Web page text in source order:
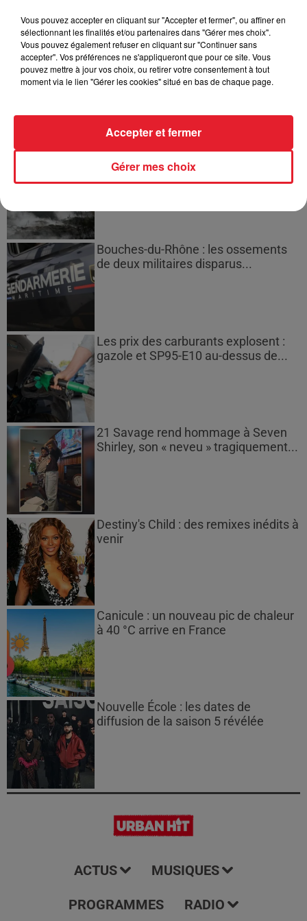
Des vitres tombent de la tour
Montparnasse : des désaccords
Incendies en Gironde : encore
plusieurs semaines avant
l'extinction...
Bouches-du-Rhône : les ossements
de deux militaires disparus...
Les prix des carburants explosent :
gazole et SP95-E10 au-dessus de...
21 Savage rend hommage à Seven
Shirley, son « neveu » tragiquement...
Destiny's Child : des remixes inédits à
venir
Canicule : un nouveau pic de chaleur
à 40 °C arrive en France
Nouvelle École : les dates de
diffusion de la saison 5 révélée
ACTUS MUSIQUES
PROGRAMMES RADIO
Vous pouvez accepter en cliquant sur "Accepter et fermer", ou affiner en
sélectionnant les finalités et/ou partenaires dans "Gérer mes choix".
Vous pouvez également refuser en cliquant sur "Continuer sans
accepter". Vos préférences ne s'appliqueront que pour ce site. Vous
pouvez mettre à jour vos choix, ou retirer votre consentement à tout
moment via le lien "Gérer les cookies" situé en bas de chaque page.
Gérer mes choix
Accepter et fermer